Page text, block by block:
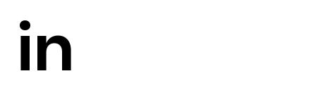
in